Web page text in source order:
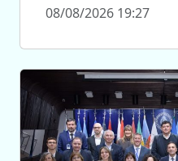
08/08/2026 19:27